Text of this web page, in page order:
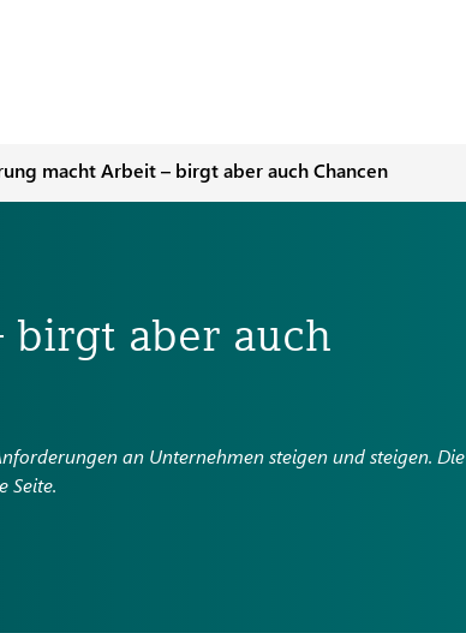
macht Arbeit – birgt aber auch Chancen
birgt aber auch
an Unternehmen steigen und steigen. Die
Seite.